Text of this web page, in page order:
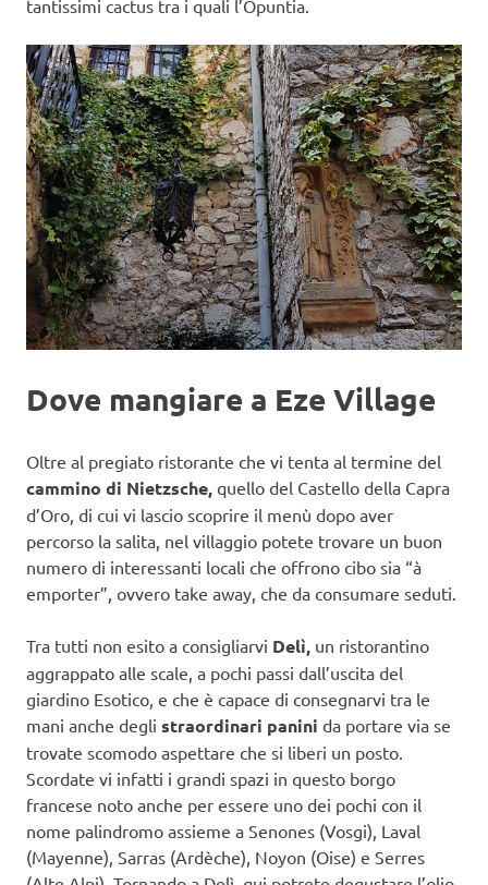
tantissimi cactus tra i quali l’Opuntia.
Dove mangiare a Eze Village
Oltre al pregiato ristorante che vi tenta al termine del
cammino di Nietzsche, quello del Castello della Capra
d’Oro, di cui vi lascio scoprire il menù dopo aver
percorso la salita, nel villaggio potete trovare un buon
numero di interessanti locali che offrono cibo sia “à
emporter”, ovvero take away, che da consumare seduti.
Tra tutti non esito a consigliarvi Delì, un ristorantino
aggrappato alle scale, a pochi passi dall’uscita del
giardino Esotico, e che è capace di consegnarvi tra le
mani anche degli straordinari panini da portare via se
trovate scomodo aspettare che si liberi un posto.
Scordate vi infatti i grandi spazi in questo borgo
francese noto anche per essere uno dei pochi con il
nome palindromo assieme a Senones (Vosgi), Laval
(Mayenne), Sarras (Ardèche), Noyon (Oise) e Serres